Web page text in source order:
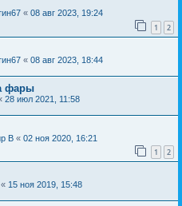
« 08 авг 2023, 19:24
1 2
« 08 авг 2023, 18:44
фары
28 июл 2021, 11:58
В « 02 ноя 2020, 16:21
1 2
« 15 ноя 2019, 15:48